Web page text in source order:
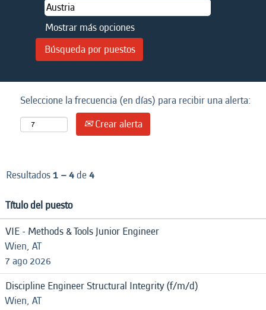
Mostrar más opciones
Seleccione la frecuencia (en días) para recibir una alerta:
Crear alerta
Resultados1 – 4de4
Título del puesto
VIE - Methods & Tools Junior Engineer
Wien, AT
7 ago 2026
Discipline Engineer Structural Integrity (f/m/d)
Wien, AT